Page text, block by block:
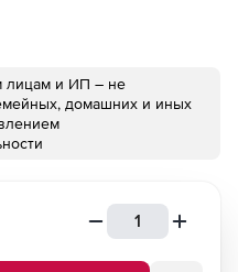
лицам и ИП – не
домашних и иных